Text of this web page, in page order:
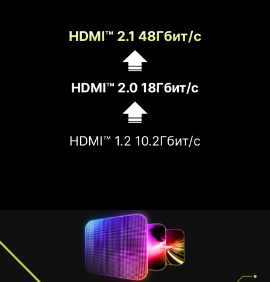
HDMI™ 2.1 48Гбит/с
HDMI™ 2.0 18Гбит/с
HDMI™ 1.2 10.2Гбит/с